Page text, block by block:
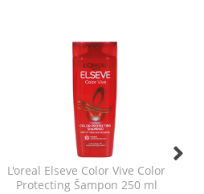
L'oreal Elseve Color Vive Color
Protecting Šampon 250 ml